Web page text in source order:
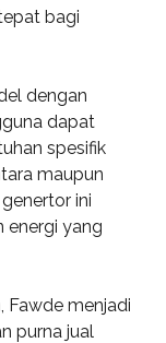
bagi
dengan
dapat
spesifik
maupun
ini
energi yang
Fawde menjadi
purna jual